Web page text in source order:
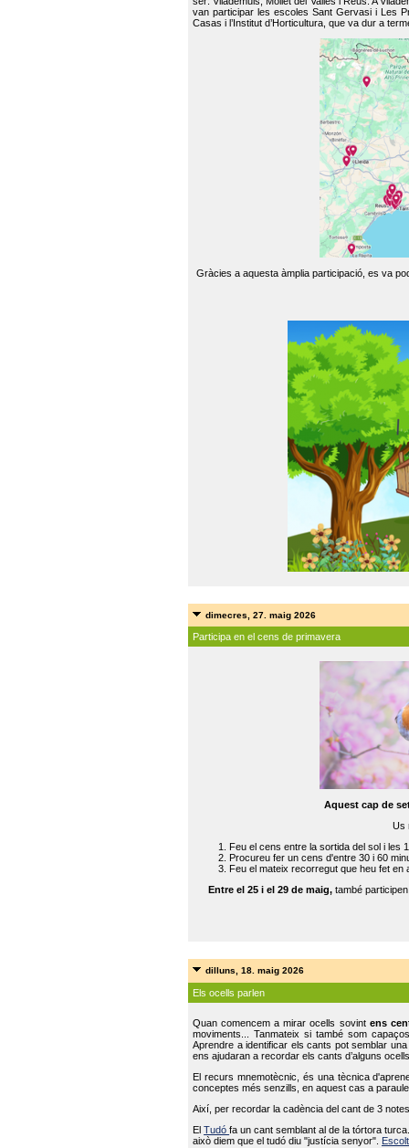
van participar les escoles Sant Gervasi i Les
Casas i l’Institut d’Horticultura, que va dur a
Gràcies a aquesta àmplia participació, es va
dimecres, 27. maig 2026
Participa en el cens de primavera
Aquest cap de
Us
Feu el cens entre la sortida del sol i les
Procureu fer un cens d'entre 30 i 60
Feu el mateix recorregut que heu fet en
Entre el 25 i el 29 de maig, també
dilluns, 18. maig 2026
Els ocells parlen
Quan comencem a mirar ocells sovint ens
moviments... Tanmateix si també som
Aprendre a identificar els cants pot semblar
ens ajudaran a recordar els cants d’alguns
El recurs mnemotècnic, és una tècnica
conceptes més senzills, en aquest cas a
Així, per recordar la cadència del cant de 3
ElTudófa un cant semblant al de la tórtora
això diem que el tudó diu "justícia senyor".